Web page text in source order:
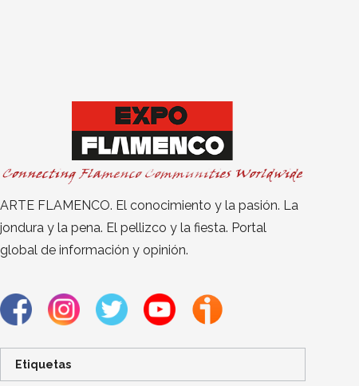
ARTE FLAMENCO. El conocimiento y la pasión. La
jondura y la pena. El pellizco y la fiesta. Portal
global de información y opinión.
Etiquetas